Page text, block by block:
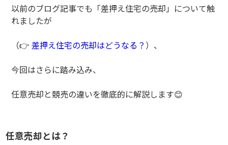
以前のブログ記事でも「差押え住宅の売却」について触
れましたが
（👉 差押え住宅の売却はどうなる？ ）、
今回はさらに踏み込み、
任意売却と競売の違いを徹底的に解説します😊
任意売却とは？